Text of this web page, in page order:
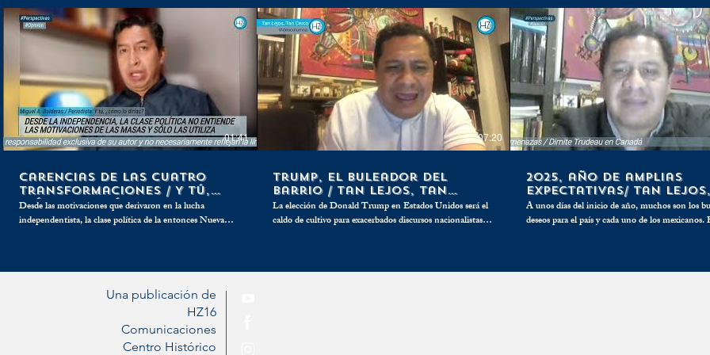
01:41
Carencias de las cuatro
transformaciones / Y tú,
¿cómo lo dirías?
Desde las motivaciones que derivaron en la lucha
independentista, la clase política de la entonces Nueva
07:20
Trump, el buleador del
barrio / Tan Lejos, Tan
Cerca
La elección de Donald Trump en Estados Unidos será el
caldo de cultivo para exacerbados discursos nacionalistas
2025, año de amplias
expectativas/ Tan
Cerca
A unos días del inicio de año, muchos son los
deseos para el país y cada uno de los mexicanos.
Una publicación de
HZ16
Comunicaciones
Centro Histórico